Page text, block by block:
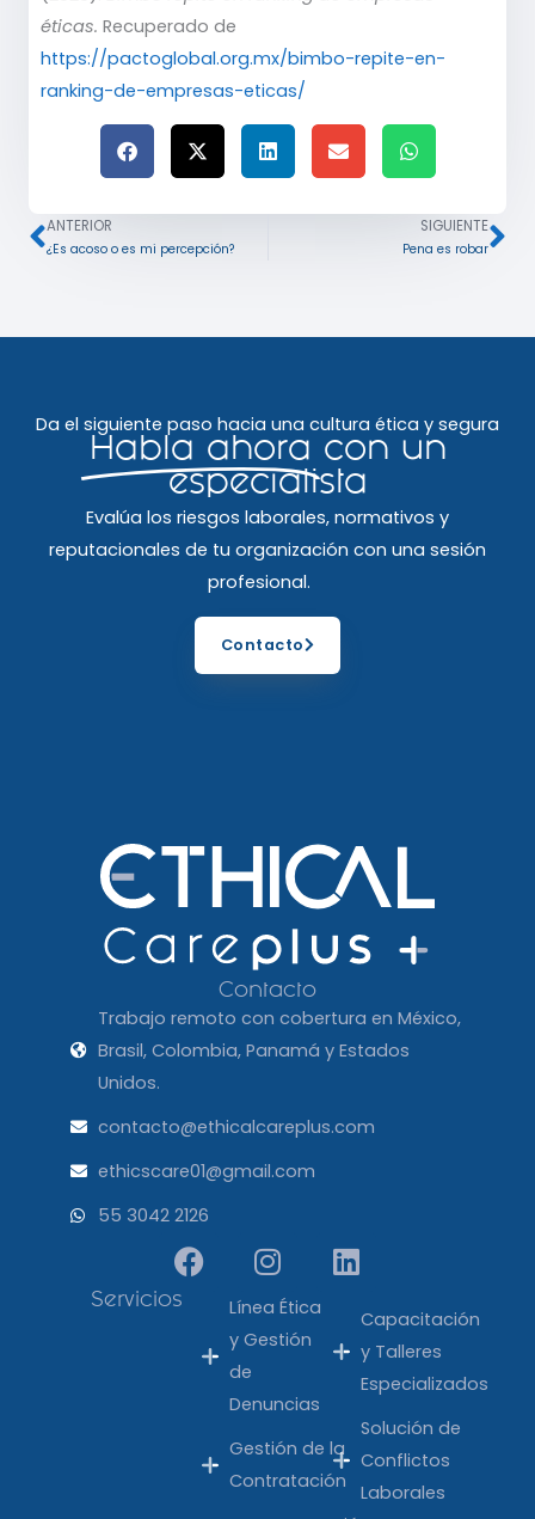
éticas. Recuperado de
https://pactoglobal.org.mx/bimbo-repite-en-
ranking-de-empresas-eticas/
Ant
ANTERIOR
¿Es acoso o es mi percepción?
SIGUIENTE
Pena es robar
Da el siguiente paso hacia una cultura ética y segura
Habla ahora
con un
especialista
Evalúa los riesgos laborales, normativos y
reputacionales de tu organización con una sesión
profesional.
Contacto
Contacto
Trabajo remoto con cobertura en México,
Brasil, Colombia, Panamá y Estados
Unidos.
contacto@ethicalcareplus.com
ethicscare01@gmail.com
55 3042 2126
F
a
b
k
I
n
s
t
g
a
m
L
i
n
e
d
n
Servicios
Línea Ética
y Gestión
de
Denuncias
Gestión de la
Contratación
Capacitación
y Talleres
Especializados
Solución de
Conflictos
Laborales